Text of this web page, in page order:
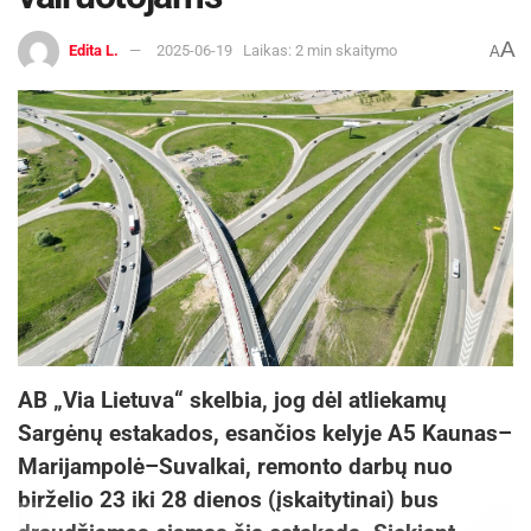
Edita L. 2025-06-19 Laikas: 2 min skaitymo AA
AB „Via Lietuva“ skelbia, jog dėl atliekamų
Sargėnų estakados, esančios kelyje A5 Kaunas–
Marijampolė–Suvalkai, remonto darbų nuo
birželio 23 iki 28 dienos (įskaitytinai) bus